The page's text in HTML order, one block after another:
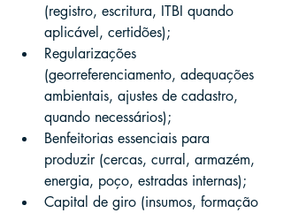
(registro, escritura, ITBI quando
aplicável, certidões);
Regularizações
(georreferenciamento, adequações
ambientais, ajustes de cadastro,
quando necessários);
Benfeitorias essenciais para
produzir (cercas, curral, armazém,
energia, poço, estradas internas);
Capital de giro (insumos, formação